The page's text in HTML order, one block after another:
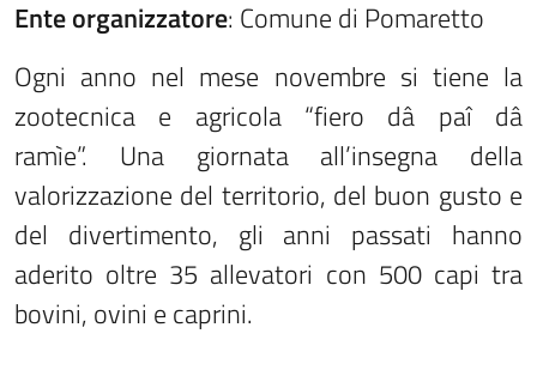
Ente organizzatore: Comune di Pomaretto
Ogni anno nel mese novembre si tiene la
zootecnica e agricola “fiero dâ paî dâ
ramìe”. Una giornata all’insegna della
valorizzazione del territorio, del buon gusto e
del divertimento, gli anni passati hanno
aderito oltre 35 allevatori con 500 capi tra
bovini, ovini e caprini.